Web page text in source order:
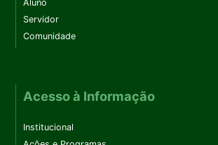
Aluno
Servidor
Comunidade
Acesso à Informação
Institucional